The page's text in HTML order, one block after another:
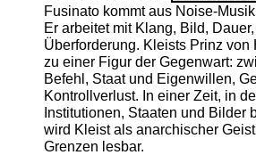
Fusinato kommt aus Noise-
Er arbeitet mit Klang, Bild,
Überforderung. Kleists Prinz von
zu einer Figur der Gegenwart:
Befehl, Staat und Eigenwillen,
Kontrollverlust. In einer Zeit, in
Institutionen, Staaten und Bilder
wird Kleist als anarchischer
Grenzen lesbar.